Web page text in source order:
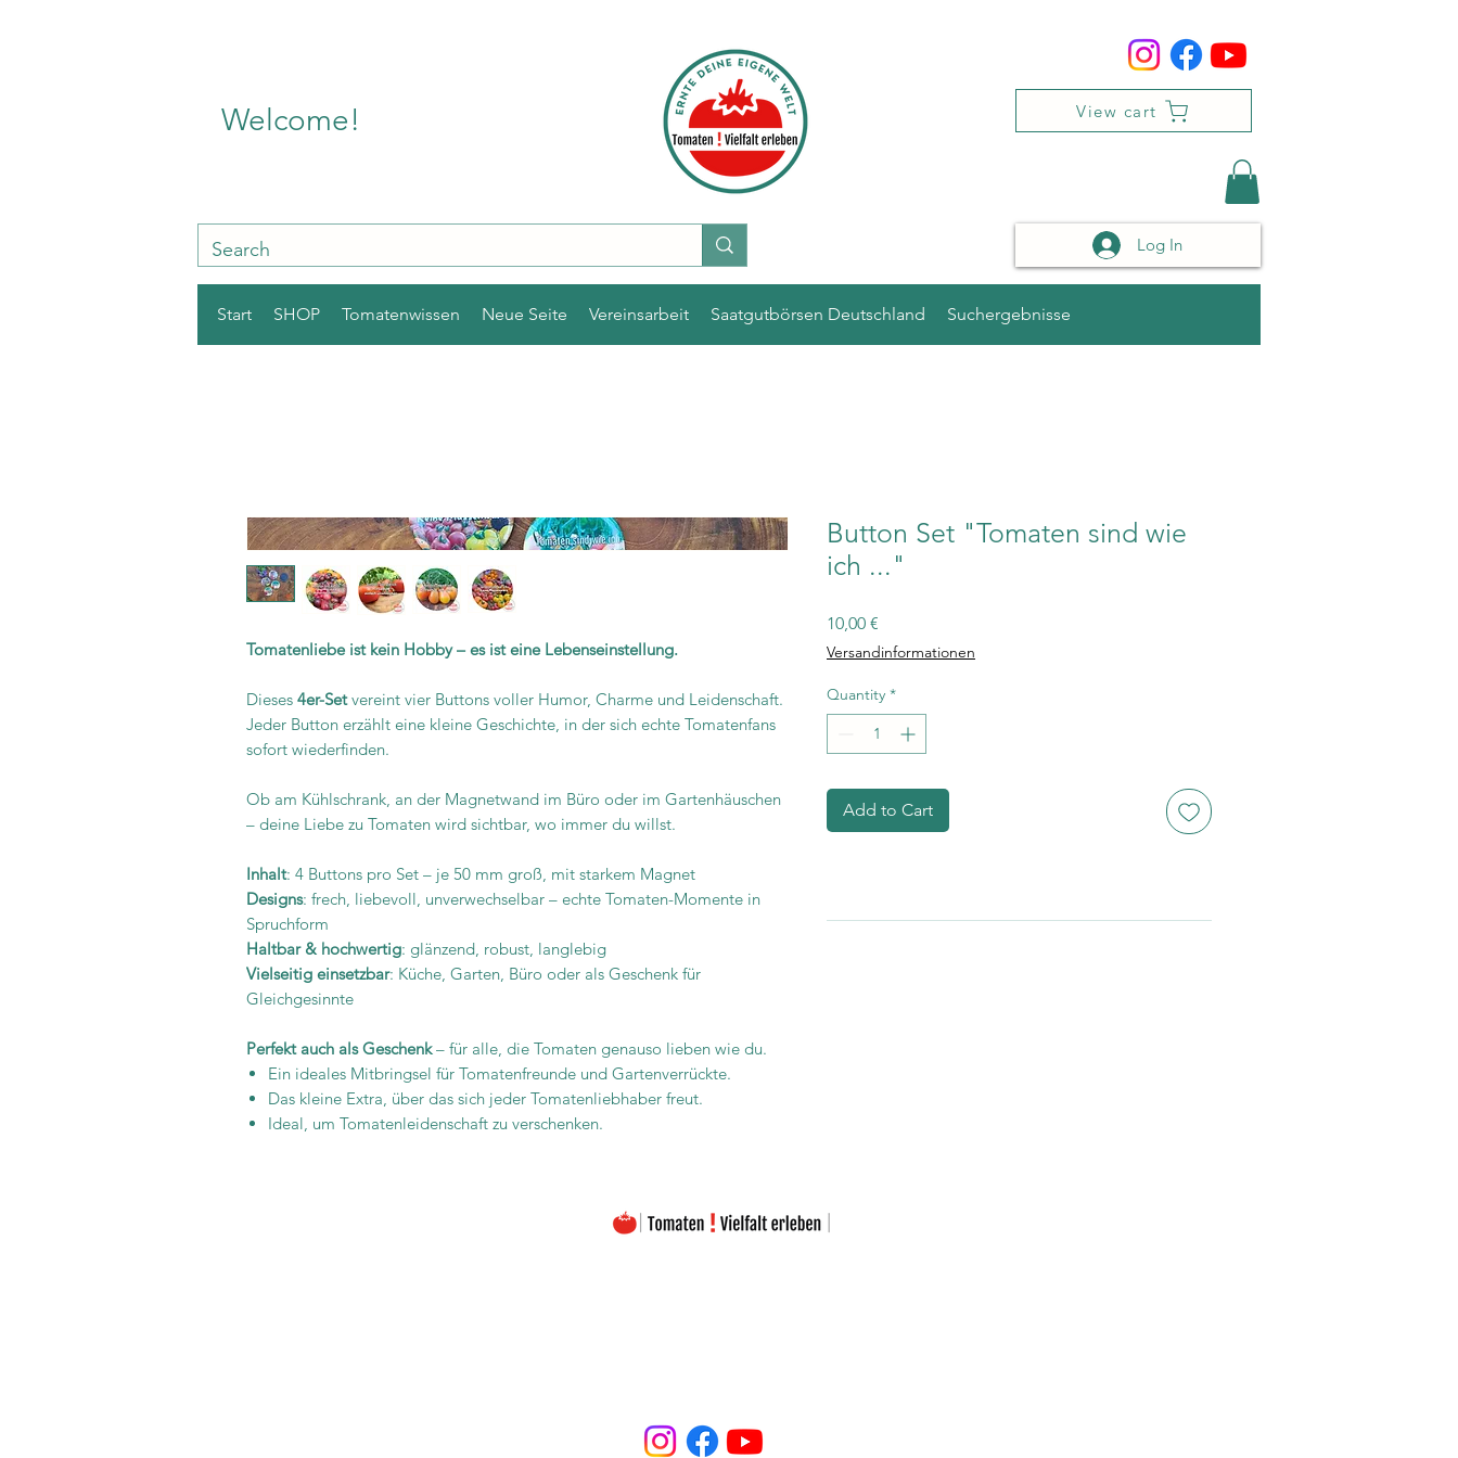
Welcome! View cart
Log In
Start SHOP Tomatenwissen Neue Seite Vereinsarbeit Saatgutbörsen Deutschland Suchergebnisse
Tomatenliebe ist kein Hobby – es ist eine Lebenseinstellung.
Dieses 4er-Setvereint vier Buttons voller Humor, Charme und Leidenschaft.
Jeder Button erzählt eine kleine Geschichte, in der sich echte Tomatenfans
sofort wiederfinden.
Ob am Kühlschrank, an der Magnetwand im Büro oder im Gartenhäuschen
– deine Liebe zu Tomaten wird sichtbar, wo immer du willst.
Inhalt: 4 Buttons pro Set – je 50 mm groß, mit starkem Magnet
Designs: frech, liebevoll, unverwechselbar – echte Tomaten-Momente in
Spruchform
Haltbar & hochwertig: glänzend, robust, langlebig
Vielseitig einsetzbar: Küche, Garten, Büro oder als Geschenk für
Gleichgesinnte
Perfekt auch als Geschenk– für alle, die Tomaten genauso lieben wie du.
Ein ideales Mitbringsel für Tomatenfreunde und Gartenverrückte.
Das kleine Extra, über das sich jeder Tomatenliebhaber freut.
Ideal, um Tomatenleidenschaft zu verschenken.
Button Set "Tomaten sind wie
ich ..."
10,00 €
Versandinformationen
Quantity *
Add to Cart